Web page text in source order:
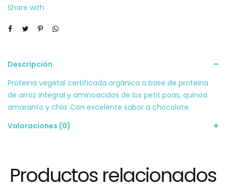
Share with
Descripción
Proteina vegetal certificada orgánica a base de proteina
de arroz integral y aminoacidos de los petit poas, quinoa
amaranto y chia .Con excelente sabor a chocolate.
Valoraciones (0)
Productos relacionados